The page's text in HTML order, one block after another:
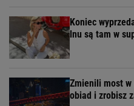
Koniec
lnu są tam w
Zmienili most
obiad i zrobisz